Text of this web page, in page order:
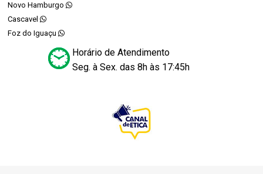
Novo Hamburgo
Cascavel
Foz do Iguaçu
Horário de Atendimento
Seg. à Sex. das 8h às 17:45h